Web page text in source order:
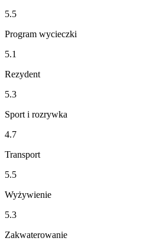
5.5
Program wycieczki
5.1
Rezydent
5.3
Sport i rozrywka
4.7
Transport
5.5
Wyżywienie
5.3
Zakwaterowanie